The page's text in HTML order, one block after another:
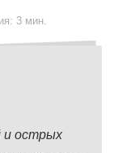
3 мин.
и острых